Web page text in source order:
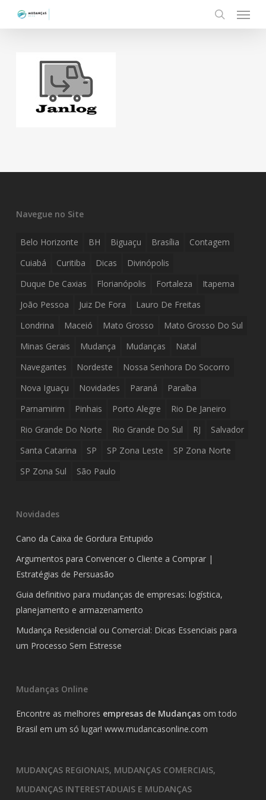
search
Menu
Navegue no Site
Belo Horizonte BH Biguaçu Brasília
Contagem
Cuiabá
Curitiba Dicas
Divinópolis
Duque De Caxias
Florianópolis Fortaleza
Itapema
João Pessoa
Juiz De Fora
Lauro De Freitas
Londrina
Maceió Mato Grosso
Mato Grosso Do Sul
Minas Gerais
Mudança Mudanças
Natal
Navegantes
Nordeste
Nossa Senhora Do Socorro
Nova Iguaçu
Novidades Paraná
Paraíba
Parnamirim
Pinhais Porto Alegre
Rio De Janeiro
Rio Grande Do Norte
Rio Grande Do Sul RJ
Salvador
Santa Catarina
SP SP Zona Leste
SP Zona Norte
SP Zona Sul
São Paulo
Novidades
Cano da Caixa de Gordura Entupido
Argumentos para Convencer o Cliente a Comprar |
Estratégias de Persuasão
Guia definitivo para mudanças de empresas: logística,
planejamento e armazenamento
Mudança Residencial ou Comercial: Dicas Essenciais para
um Processo Sem Estresse
Mudanças Online
Encontre as melhores empresas de Mudançasom todo
Brasil em um só lugar! www.mudancasonline.com
MUDANÇAS REGIONAIS, MUDANÇAS COMERCIAIS,
MUDANÇAS INTERESTADUAIS E MUDANÇAS